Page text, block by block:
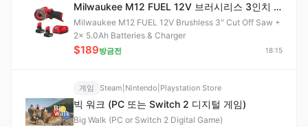
Milwaukee M12 FUEL 12V 브러시리스 3인치 컷오프 톱 + 5.0Ah 배터리 2개 및 충전기
Milwaukee M12 FUEL 12V Brushless 3" Cut Off Saw +
2x 5.0Ah Batteries & Charger
$189방금전 18:15
게임 Steam|Nintendo|Playstation Store
빅 워크 (PC 또는 Switch 2 디지털 게임)
Big Walk (PC or Switch 2 Digital Game)